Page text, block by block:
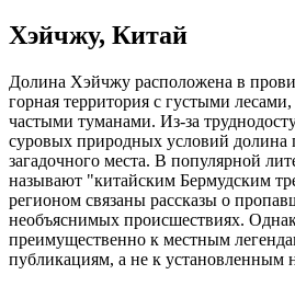
Хэйчжу, Китай
Долина Хэйчжу расположена в
горная территория с густыми
частыми туманами. Из-за
суровых природных условий долина
загадочного места. В популярной
называют "китайским Бермудским
регионом связаны рассказы о
необъяснимых происшествиях.
преимущественно к местным
публикациям, а не к установленным